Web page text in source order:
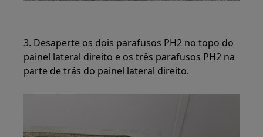
3. Desaperte os dois parafusos PH2 no topo do
painel lateral direito e os três parafusos PH2 na
parte de trás do painel lateral direito.